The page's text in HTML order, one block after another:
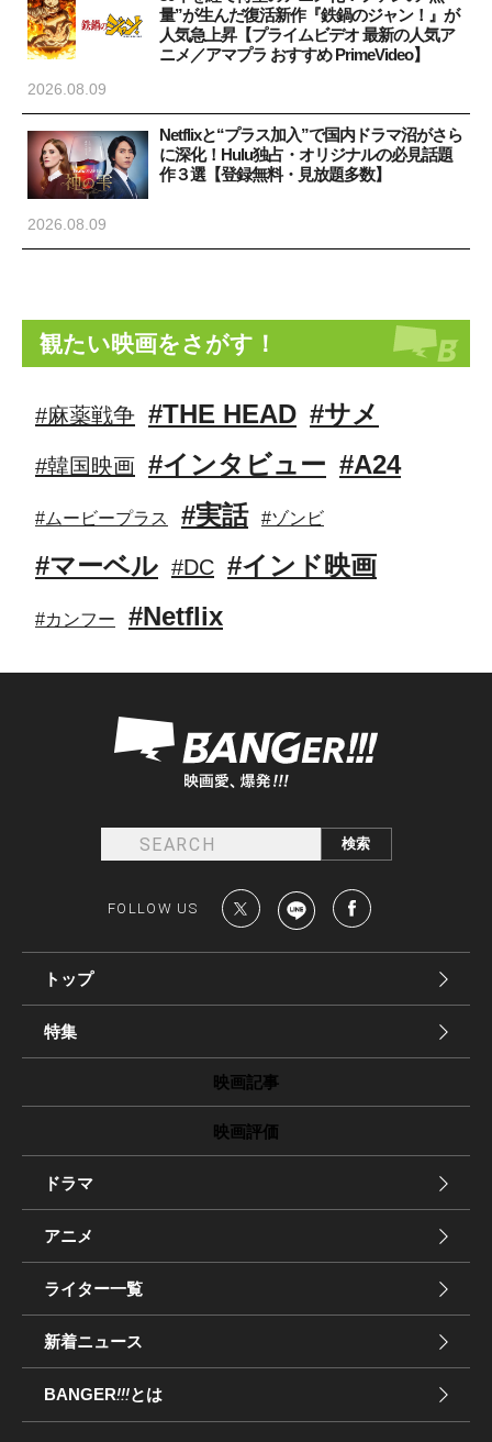
量”が生んだ復活新作『鉄鍋のジャン！』が
人気急上昇【プライムビデオ 最新の人気ア
ニメ／アマプラ おすすめ PrimeVideo】
2026.08.09
Netflixと“プラス加入”で国内ドラマ沼がさら
に深化！Hulu独占・オリジナルの必見話題
作３選【登録無料・見放題多数】
2026.08.09
観たい映画をさがす！
#麻薬戦争 #THE HEAD #サメ
#韓国映画 #インタビュー #A24
#ムービープラス #実話 #ゾンビ
#マーベル #DC #インド映画
#カンフー #Netflix
FOLLOW US
トップ
特集
映画記事
映画評価
ドラマ
アニメ
ライター一覧
新着ニュース
BANGER!!!とは